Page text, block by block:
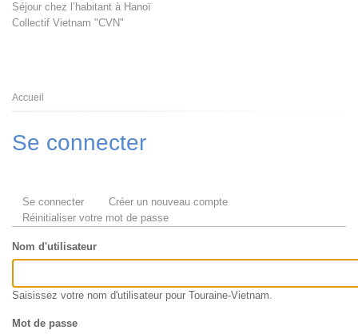
Séjour chez l’habitant à Hanoï
Collectif Vietnam "CVN"
Fil
Accueil
Se connecter
Onglets
principaux
Se connecter (onglet
actif)
Créer un nouveau compte
Réinitialiser votre mot de passe
Nom d'utilisateur
Saisissez votre nom d'utilisateur pour Touraine-Vietnam.
Mot de passe